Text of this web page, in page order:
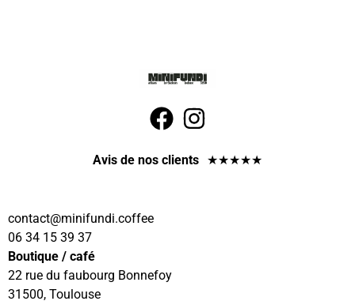
Avis de nos clients ★★★★★
contact@minifundi.coffee
06 34 15 39 37
Boutique / café
22 rue du faubourg Bonnefoy
31500, Toulouse